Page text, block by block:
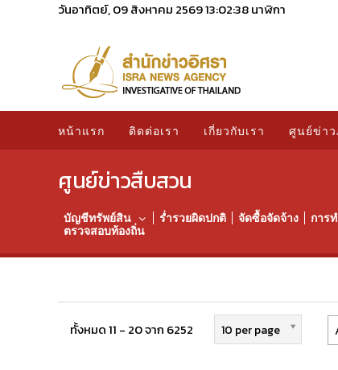
วันอาทิตย์, 09 สิงหาคม 256913:02:39นาฬิกา
หน้าแรก ติดต่อเรา เกี่ยวกับเรา ศูนย์ข่า
ศูนย์ข่าวสืบสวน
บัญชีทรัพย์สิน ร่ำรวยผิดปกติ จัดซื้อจัดจ้าง การ
ตรวจสอบท้องถิ่น
ทั้งหมด 11 - 20 จาก 6252 10 per page